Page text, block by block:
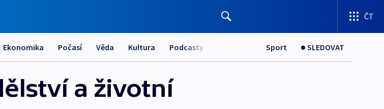
ČT
Ekonomika Počasí Věda Kultura Podcasty Sport SLEDOVAT
a životní